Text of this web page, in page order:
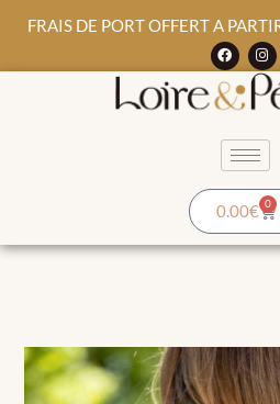
FRAIS DE PORT OFFERT A
0.00€ 0